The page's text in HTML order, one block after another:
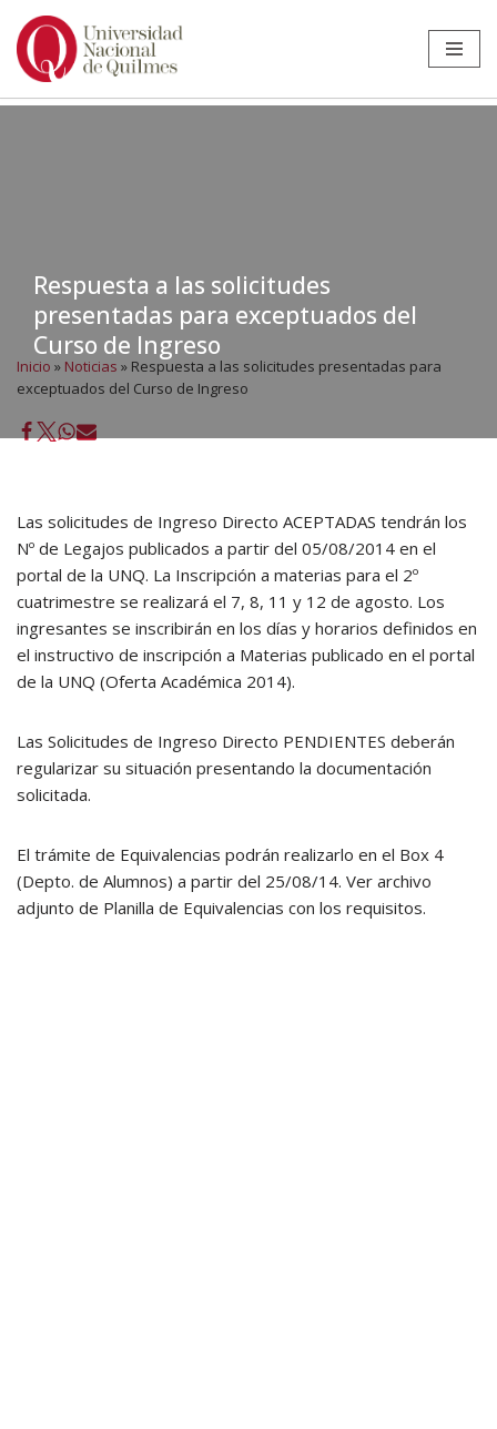
Ir
Respuesta a las solicitudes
presentadas para exceptuados del
Curso de Ingreso
Inicio » Noticias » Respuesta a las solicitudes presentadas para
exceptuados del Curso de Ingreso
Las solicitudes de Ingreso Directo ACEPTADAS tendrán los
Nº de Legajos publicados a partir del 05/08/2014 en el
portal de la UNQ. La Inscripción a materias para el 2º
cuatrimestre se realizará el 7, 8, 11 y 12 de agosto. Los
ingresantes se inscribirán en los días y horarios definidos en
el instructivo de inscripción a Materias publicado en el portal
de la UNQ (Oferta Académica 2014).
Las Solicitudes de Ingreso Directo PENDIENTES deberán
regularizar su situación presentando la documentación
solicitada.
El trámite de Equivalencias podrán realizarlo en el Box 4
(Depto. de Alumnos) a partir del 25/08/14. Ver archivo
adjunto de Planilla de Equivalencias con los requisitos.